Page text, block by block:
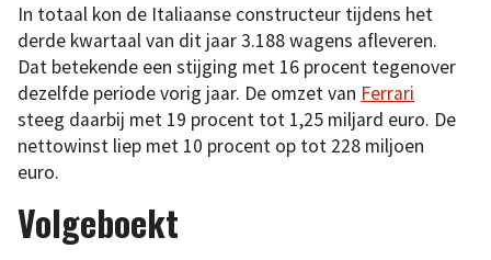
In totaal kon de Italiaanse constructeur tijdens het
derde kwartaal van dit jaar 3.188 wagens afleveren.
Dat betekende een stijging met 16 procent tegenover
dezelfde periode vorig jaar. De omzet van Ferrari
steeg daarbij met 19 procent tot 1,25 miljard euro. De
nettowinst liep met 10 procent op tot 228 miljoen
euro.
Volgeboekt